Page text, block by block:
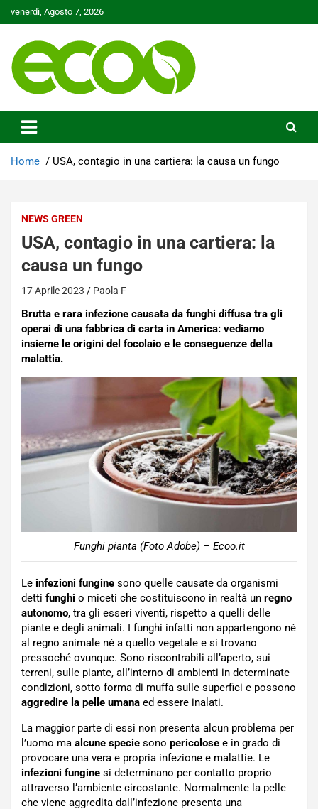
to
venerdì, Agosto 7, 2026
Ecoo.it
Home USA, contagio in una cartiera: la causa un fungo
NEWS GREEN
USA, contagio in una cartiera: la
causa un fungo
17 Aprile 2023 Paola F
Brutta e rara infezione causata da funghi diffusa tra gli
operai di una fabbrica di carta in America: vediamo
insieme le origini del focolaio e le conseguenze della
malattia.
Funghi pianta (Foto Adobe) – Ecoo.it
Le infezioni fungine sono quelle causate da organismi
detti funghi o miceti che costituiscono in realtà un regno
autonomo, tra gli esseri viventi, rispetto a quelli delle
piante e degli animali. I funghi infatti non appartengono né
al regno animale né a quello vegetale e si trovano
pressoché ovunque. Sono riscontrabili all’aperto, sui
terreni, sulle piante, all’interno di ambienti in determinate
condizioni, sotto forma di muffa sulle superfici e possono
aggredire la pelle umana ed essere inalati.
La maggior parte di essi non presenta alcun problema per
l’uomo ma alcune specie sono pericolose e in grado di
provocare una vera e propria infezione e malattie. Le
infezioni fungine si determinano per contatto proprio
attraverso l’ambiente circostante. Normalmente la pelle
che viene aggredita dall’infezione presenta una